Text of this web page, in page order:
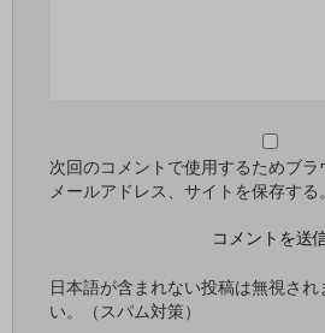
次回のコメントで使用するためブラ
メールアドレス、サイトを保存する。
日本語が含まれない投稿は無視さ
い。（スパム対策）